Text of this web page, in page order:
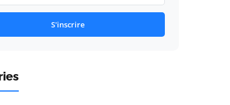
S'inscrire